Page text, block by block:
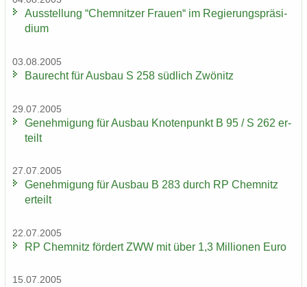
Aus­stel­lung “Chem­nit­zer Frau­en“ im Re­gie­rungs­prä­si­
di­um
03.08.2005
Bau­recht für Aus­bau S 258 süd­lich Zwö­nitz
29.07.2005
Ge­neh­mi­gung für Aus­bau Kno­ten­punkt B 95 / S 262 er­
teilt
27.07.2005
Ge­neh­mi­gung für Aus­bau B 283 durch RP Chem­nitz
er­teilt
22.07.2005
RP Chem­nitz för­dert ZWW mit über 1,3 Mil­lio­nen Euro
15.07.2005